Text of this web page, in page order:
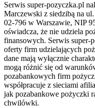
Serwis super-pozyczka.pl
Marczewski z siedzibą na
02-796 w Warszawie, NIP
oświadcza, że nie udziela
finansowych. Serwis super-
oferty firm udzielających
dane mają wyłącznie
mogą różnić się od
pozabankowych firm
współpracuje z sieciami
jak pozabankowe pożyczki
chwilówki.